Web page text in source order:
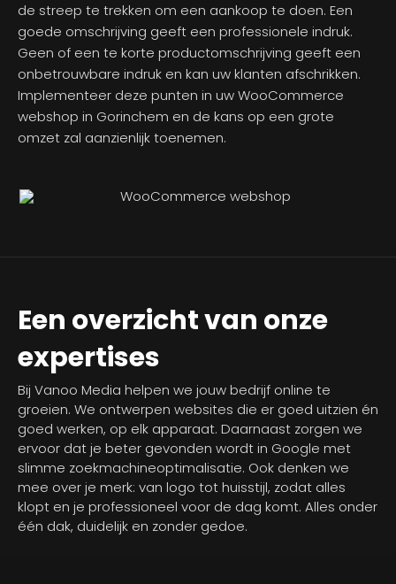
de streep te trekken om een aankoop te doen. Een
goede omschrijving geeft een professionele indruk.
Geen of een te korte productomschrijving geeft een
onbetrouwbare indruk en kan uw klanten afschrikken.
Implementeer deze punten in uw WooCommerce
webshop in Gorinchem en de kans op een grote
omzet zal aanzienlijk toenemen.
Een overzicht van onze
expertises
Bij Vanoo Media helpen we jouw bedrijf online te
groeien. We ontwerpen websites die er goed uitzien én
goed werken, op elk apparaat. Daarnaast zorgen we
ervoor dat je beter gevonden wordt in Google met
slimme zoekmachineoptimalisatie. Ook denken we
mee over je merk: van logo tot huisstijl, zodat alles
klopt en je professioneel voor de dag komt. Alles onder
één dak, duidelijk en zonder gedoe.